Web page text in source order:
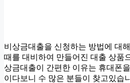
비상금대출을 신청하는 방법에 대
때를 대비하여 만들어진 대출 상품
상금대출이 간편한 이유는 휴대폰
이다보니 수 많은 분들이 찾고있습